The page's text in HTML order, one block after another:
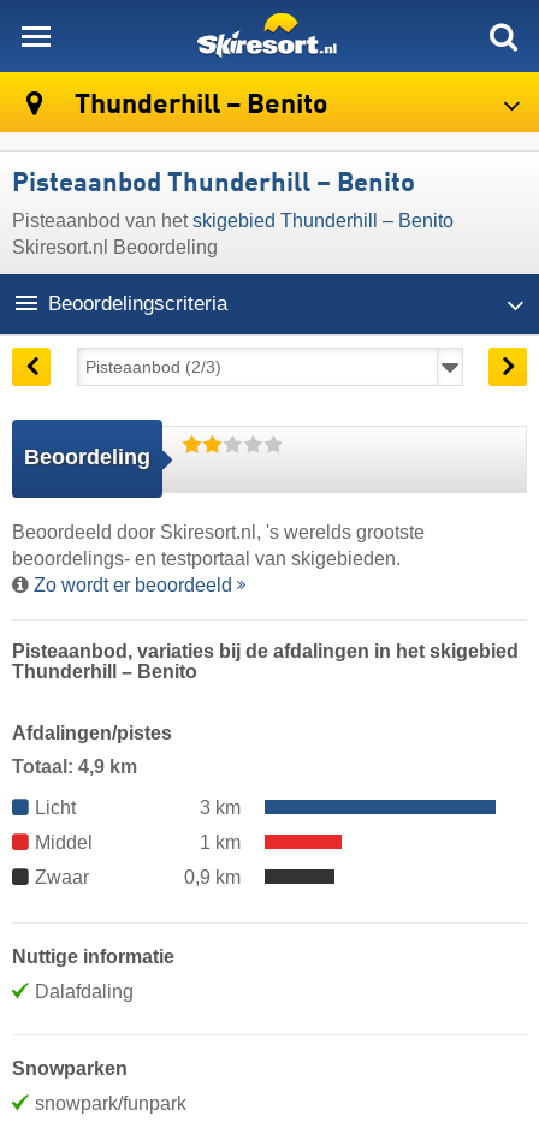
Thunderhill – Benito
Pisteaanbod Thunderhill – Benito
Pisteaanbod van hetskigebied Thunderhill – Benito
Skiresort.nl Beoordeling
Beoordelingscriteria
Beoordeling
Beoordeeld door Skiresort.nl , 's werelds grootste
beoordelings- en testportaal van skigebieden.
Zo wordt er beoordeeld
Pisteaanbod, variaties bij de afdalingen in het skigebied
Thunderhill – Benito
Afdalingen/pistes
Totaal: 4,9 km
Licht
3 km
Middel
1 km
Zwaar
0,9 km
Nuttige informatie
Dalafdaling
Snowparken
snowpark/funpark